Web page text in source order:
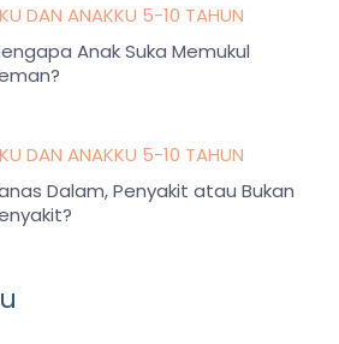
DAN ANAKKU 5-10 TAHUN
Anak Suka Memukul
DAN ANAKKU 5-10 TAHUN
Dalam, Penyakit atau Bukan